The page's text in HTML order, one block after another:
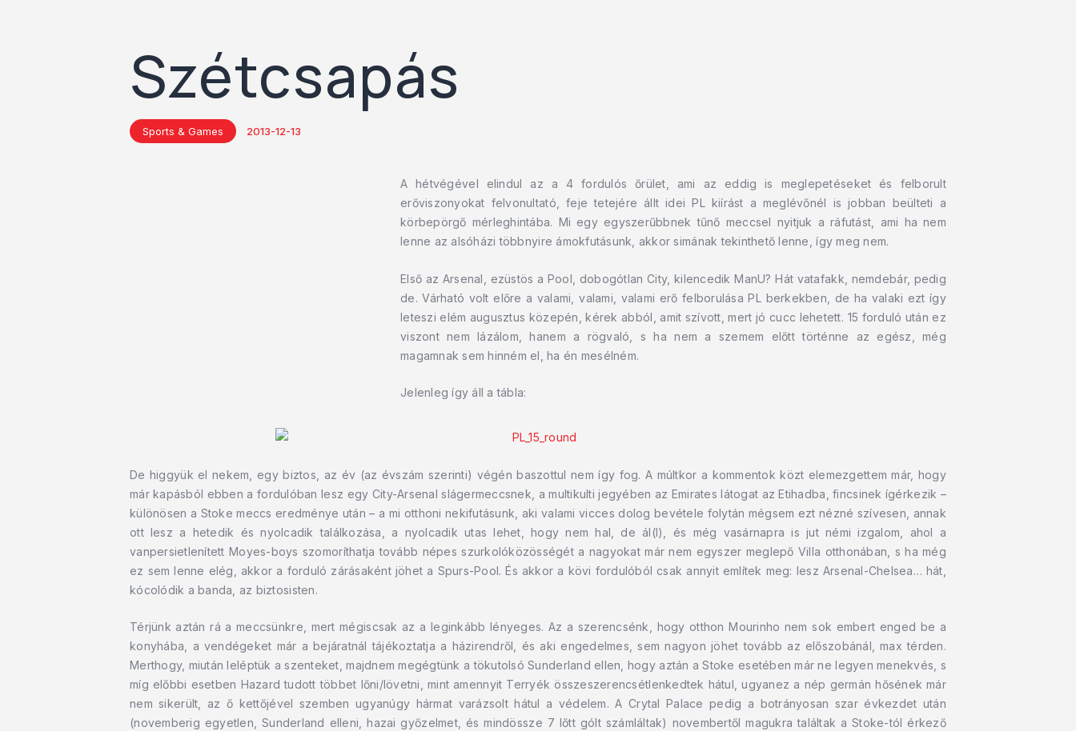
Szétcsapás
Sports & Games 2013-12-13
A hétvégével elindul az a 4 fordulós őrület, ami az eddig is meglepetéseket és felborult
erőviszonyokat felvonultató, feje tetejére állt idei PL kiírást a meglévőnél is jobban beülteti a
körbepörgő mérleghintába. Mi egy egyszerűbbnek tűnő meccsel nyitjuk a ráfutást, ami ha nem
lenne az alsóházi többnyire ámokfutásunk, akkor simának tekinthető lenne, így meg nem.
Első az Arsenal, ezüstös a Pool, dobogótlan City, kilencedik ManU? Hát vatafakk, nemdebár, pedig
de. Várható volt előre a valami, valami, valami erő felborulása PL berkekben, de ha valaki ezt így
leteszi elém augusztus közepén, kérek abból, amit szívott, mert jó cucc lehetett. 15 forduló után ez
viszont nem lázálom, hanem a rögvaló, s ha nem a szemem előtt történne az egész, még
magamnak sem hinném el, ha én mesélném.
Jelenleg így áll a tábla:
De higgyük el nekem, egy biztos, az év (az évszám szerinti) végén baszottul nem így fog. A múltkor a kommentok közt elemezgettem már, hogy
már kapásból ebben a fordulóban lesz egy City-Arsenal slágermeccsnek, a multikulti jegyében az Emirates látogat az Etihadba, fincsinek ígérkezik –
különösen a Stoke meccs eredménye után – a mi otthoni nekifutásunk, aki valami vicces dolog bevétele folytán mégsem ezt nézné szívesen, annak
ott lesz a hetedik és nyolcadik találkozása, a nyolcadik utas lehet, hogy nem hal, de ál(l), és még vasárnapra is jut némi izgalom, ahol a
vanpersietlenített Moyes-boys szomoríthatja tovább népes szurkolóközösségét a nagyokat már nem egyszer meglepő Villa otthonában, s ha még
ez sem lenne elég, akkor a forduló zárásaként jöhet a Spurs-Pool. És akkor a kövi fordulóból csak annyit említek meg: lesz Arsenal-Chelsea… hát,
kócolódik a banda, az biztosisten.
Térjünk aztán rá a meccsünkre, mert mégiscsak az a leginkább lényeges. Az a szerencsénk, hogy otthon Mourinho nem sok embert enged be a
konyhába, a vendégeket már a bejáratnál tájékoztatja a házirendről, és aki engedelmes, sem nagyon jöhet tovább az előszobánál, max térden.
Merthogy, miután leléptük a szenteket, majdnem megégtünk a tökutolsó Sunderland ellen, hogy aztán a Stoke esetében már ne legyen menekvés, s
míg előbbi esetben Hazard tudott többet lőni/lövetni, mint amennyit Terryék összeszerencsétlenkedtek hátul, ugyanez a nép germán hősének már
nem sikerült, az ő kettőjével szemben ugyanúgy hármat varázsolt hátul a védelem. A Crytal Palace pedig a botrányosan szar évkezdet után
(novemberig egyetlen, Sunderland elleni, hazai győzelmet, és mindössze 7 lőtt gólt számláltak) novembertől magukra találtak a Stoke-tól érkező